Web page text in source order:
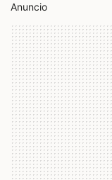
Anuncio